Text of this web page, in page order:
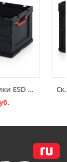
руб.